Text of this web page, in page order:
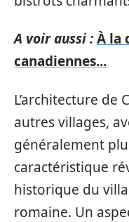
A voir aussi :À la
canadiennes...
L’architecture de
autres villages,
généralement
caractéristique
historique du
romaine. Un